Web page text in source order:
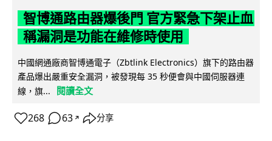
智博通路由器爆後門 官方緊急下架止血
稱漏洞是功能在維修時使用
中國網通廠商智博通電子（Zbtlink Electronics）旗下的路由器
產品爆出嚴重安全漏洞，被發現每 35 秒便會與中國伺服器連
線，旗...
閱讀全文
268 63 ↗ 分享